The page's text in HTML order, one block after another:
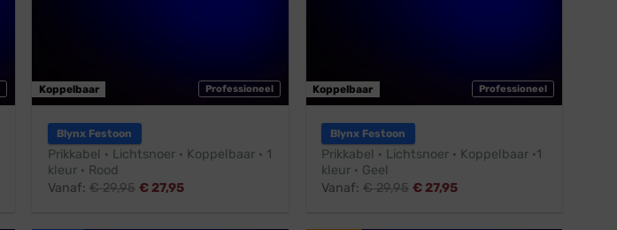
Professioneel
Koppelbaar
Blynx Festoon
Prikkabel · Lichtsnoer · Koppelbaar · 1
kleur · Rood
Vanaf: €29,95 € 27,95
Professioneel
Koppelbaar
Blynx Festoon
Prikkabel · Lichtsnoer · Koppelbaar ·1
kleur · Geel
Vanaf: €29,95 € 27,95